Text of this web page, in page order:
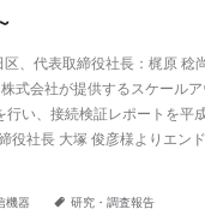
、代表取締役社長：梶原
式会社が提供するスケール
い、接続検証レポートを
役社長 大塚 俊彦様よりエン
機器 a 研究・調査報告